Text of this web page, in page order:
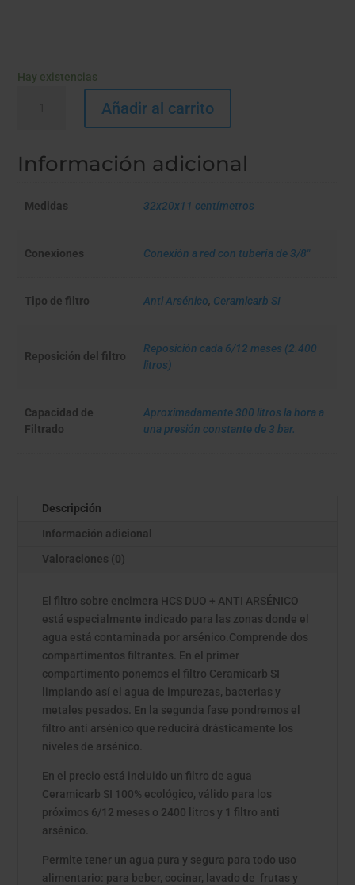
Hay existencias
cantidad
Añadir al carrito
Información adicional
Medidas 32x20x11 centímetros
Conexiones Conexión a red con tubería de 3/8"
Tipo de filtro Anti Arsénico, Ceramicarb SI
Reposición del filtro
Reposición cada 6/12 meses (2.400
litros)
Capacidad de
Filtrado
Aproximadamente 300 litros la hora a
una presión constante de 3 bar.
Descripción
Información adicional
Valoraciones (0)
El filtro sobre encimera HCS DUO + ANTI ARSÉNICO
está especialmente indicado para las zonas donde el
agua está contaminada por arsénico.Comprende dos
compartimentos filtrantes. En el primer
compartimento ponemos el filtro Ceramicarb SI
limpiando así el agua de impurezas, bacterias y
metales pesados. En la segunda fase pondremos el
filtro anti arsénico que reducirá drásticamente los
niveles de arsénico.
En el precio está incluido un filtro de agua
Ceramicarb SI 100% ecológico, válido para los
próximos 6/12 meses o 2400 litros y 1 filtro anti
arsénico.
Permite tener un agua pura y segura para todo uso
alimentario: para beber, cocinar, lavado de frutas y